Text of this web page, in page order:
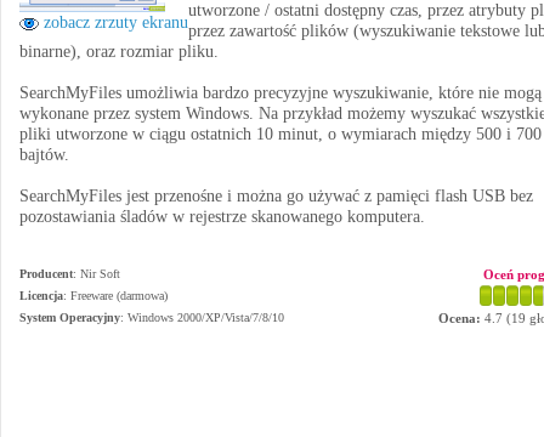
zobacz zrzuty ekranu
utworzone / ostatni dostępny czas, przez atrybuty
przez zawartość plików (wyszukiwanie tekstowe
binarne), oraz rozmiar pliku.
SearchMyFiles umożliwia bardzo precyzyjne wyszukiwanie, które nie
wykonane przez system Windows. Na przykład możemy wyszukać
pliki utworzone w ciągu ostatnich 10 minut, o wymiarach między 500 i 700
bajtów.
SearchMyFiles jest przenośne i można go używać z pamięci flash USB bez
pozostawiania śladów w rejestrze skanowanego komputera.
Producent: Nir Soft
Licencja: Freeware (darmowa)
System Operacyjny: Windows 2000/XP/Vista/7/8/10
Oceń
Ocena: 4.7 (19